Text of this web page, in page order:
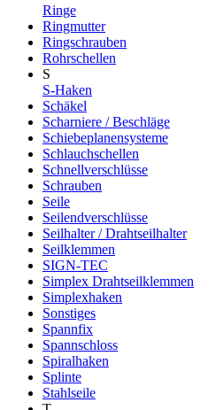
Ringe
Ringmutter
Ringschrauben
Rohrschellen
S
S-Haken
Schäkel
Scharniere / Beschläge
Schiebeplanensysteme
Schlauchschellen
Schnellverschlüsse
Schrauben
Seile
Seilendverschlüsse
Seilhalter / Drahtseilhalter
Seilklemmen
SIGN-TEC
Simplex Drahtseilklemmen
Simplexhaken
Sonstiges
Spannfix
Spannschloss
Spiralhaken
Splinte
Stahlseile